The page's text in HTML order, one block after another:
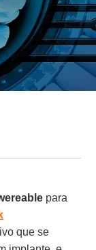
para
que se